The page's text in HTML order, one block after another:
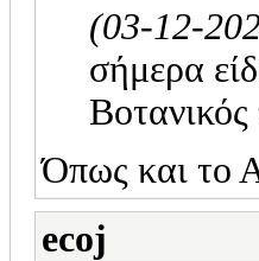
(03-12-
σήμερα
Όπως και το
ecoj